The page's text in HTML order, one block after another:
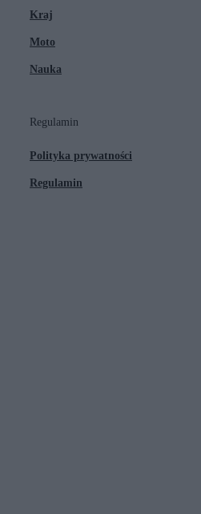
Kraj
Moto
Nauka
Regulamin
Polityka prywatności
Regulamin